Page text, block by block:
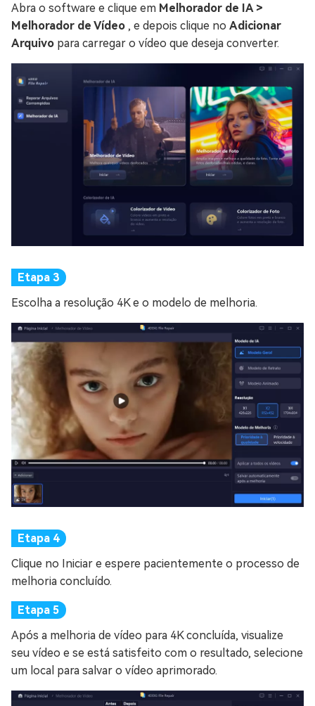
Abra o software e clique em Melhorador de IA >
Melhorador de Vídeo , e depois clique no Adicionar
Arquivo para carregar o vídeo que deseja converter.
Escolha a resolução 4K e o modelo de melhoria.
Clique no Iniciar e espere pacientemente o processo de
melhoria concluído.
Após a melhoria de vídeo para 4K concluída, visualize
seu vídeo e se está satisfeito com o resultado, selecione
um local para salvar o vídeo aprimorado.